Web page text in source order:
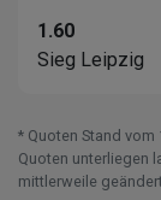
1.60
Sieg Leipzig
* Quoten Stand vom
Quoten unterliegen
mittlerweile